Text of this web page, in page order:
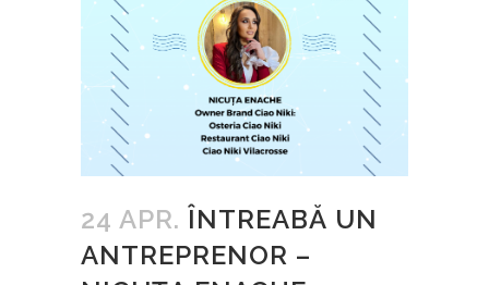
24 APR. ÎNTREABĂ UN
ANTREPRENOR –